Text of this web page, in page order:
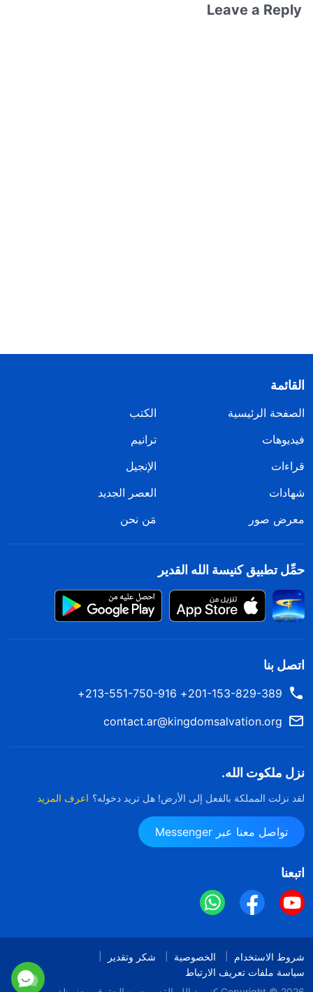
Leave a Reply
القائمة
الصفحة الرئيسية
الكتب
فيديوهات
ترانيم
قراءات
الإنجيل
شهادات
العصر الجديد
معرض صور
مَن نحن
حمِّل تطبيق كنيسة الله القدير
اتصل بنا
201-153-829-389+ 213-551-750-916+
contact.ar@kingdomsalvation.org
نزل ملكوت الله.
لقد نزلت المملكة بالفعل إلى الأرض! هل تريد دخوله؟ اعرف المزيد
تواصل معنا عبر Messenger
اتبعنا
شروط الاستخدام الخصوصية
شكر وتقدير
سياسة ملفات تعريف الارتباط